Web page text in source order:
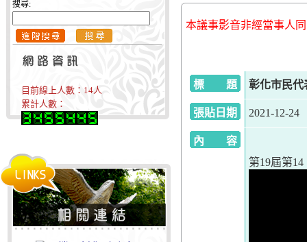
搜尋:
目前線上人數： 14人
累計人數：
本議事影音非經當事人
標 題 彰化市民代
張貼日期 2021-12-24
內 容
第19屆第14